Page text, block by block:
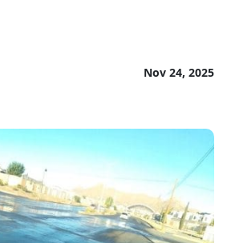
Nov 24, 2025